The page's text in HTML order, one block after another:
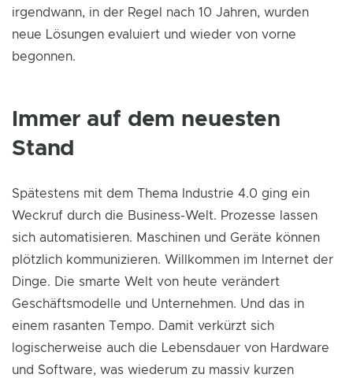
irgendwann, in der Regel nach 10 Jahren, wurden
neue Lösungen evaluiert und wieder von vorne
begonnen.
Immer auf dem neuesten
Stand
Spätestens mit dem Thema Industrie 4.0 ging ein
Weckruf durch die Business-Welt. Prozesse lassen
sich automatisieren. Maschinen und Geräte können
plötzlich kommunizieren. Willkommen im Internet der
Dinge. Die smarte Welt von heute verändert
Geschäftsmodelle und Unternehmen. Und das in
einem rasanten Tempo. Damit verkürzt sich
logischerweise auch die Lebensdauer von Hardware
und Software, was wiederum zu massiv kurzen